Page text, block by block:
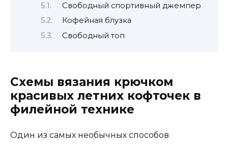
Свободный спортивный джемпер
Кофейная блузка
Свободный топ
Схемы вязания крючком
красивых летних кофточек в
филейной технике
Один из самых необычных способов